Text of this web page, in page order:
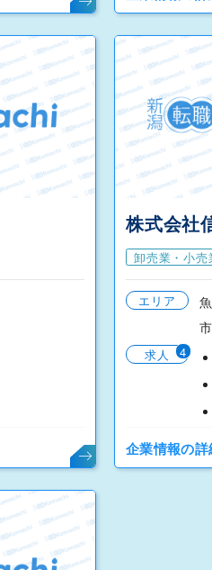
株式会社
卸売業・小売
エリア
市
求人 4
企業情報の